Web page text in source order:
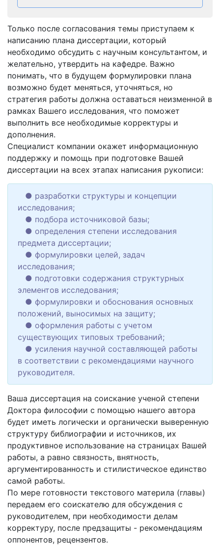
Только после согласования темы приступаем к
написанию плана диссертации, который
необходимо обсудить с научным консультантом, и
желательно, утвердить на кафедре. Важно
понимать, что в будущем формулировки плана
возможно будет меняться, уточняться, но
стратегия работы должна оставаться неизменной в
рамках Вашего исследования, что поможет
выполнить все необходимые корректуры и
дополнения.
Специалист компании окажет информационную
поддержку и помощь при подготовке Вашей
диссертации на всех этапах написания рукописи:
● разработки структуры и концепции
исследования;
● подбора источниковой базы;
● определения степени исследования
предмета диссертации;
● формулировки целей, задач
исследования;
● подготовки содержания структурных
элементов исследования;
● формулировки и обоснования основных
положений, выносимых на защиту;
● оформления работы с учетом
существующих типовых требований;
● усиления научной составляющей работы
в соответствии с рекомендациями научного
руководителя.
Ваша диссертация на соискание ученой степени
Доктора философии с помощью нашего автора
будет иметь логически и органически выверенную
структуру библиографии и источников, их
продуктивное использование на страницах Вашей
работы, а равно связность, внятность,
аргументированность и стилистическое единство
самой работы.
По мере готовности текстового материла (главы)
передаем его соискателю для обсуждения с
руководителем, при необходимости делам
корректуру, после предзащиты - рекомендациям
оппонентов, рецензентов.